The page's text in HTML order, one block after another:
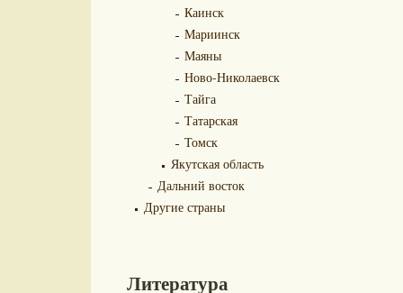
Каинск
Мариинск
Маяны
Ново-Николаевск
Тайга
Татарская
Томск
Якутская область
Дальний восток
Другие страны
Литература